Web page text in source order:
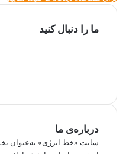
ما را دنبال کنید
درباره‌ی ما
سایت «خط انرژی» به‌عنوان